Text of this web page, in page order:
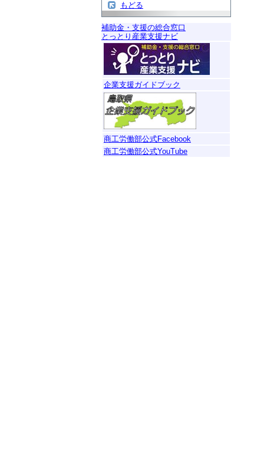
もどる
補助金・支援の総合窓口
とっとり産業支援ナビ
企業支援ガイドブック
商工労働部公式Facebook
商工労働部公式YouTube
◆
◆
◆
◆
◆